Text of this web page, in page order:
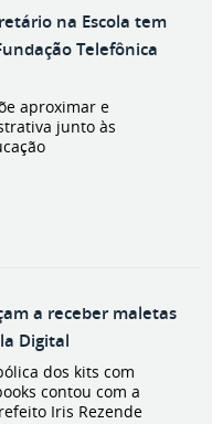
na Escola tem
Telefônica
aproximar e
junto às
a receber maletas
Digital
dos kits com
contou com a
Iris Rezende